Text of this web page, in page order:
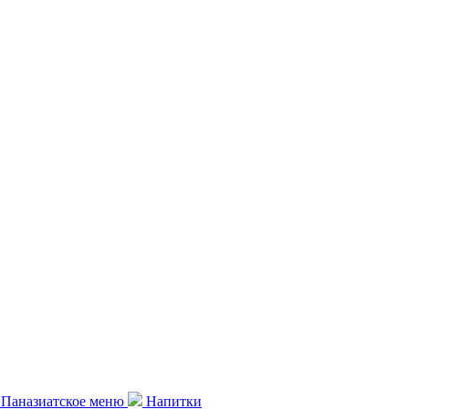
Паназиатское меню Напитки